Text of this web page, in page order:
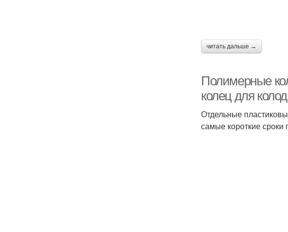
читать дальше →
Полимерные
колец для
Отдельные
самые короткие